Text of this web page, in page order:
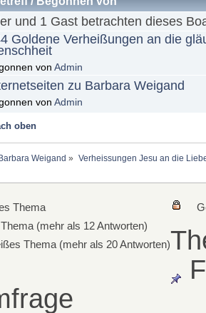
und 1 Gast betrachten dieses
Goldene Verheißungen an die
von Admin
zu Barbara Weigand
von Admin
oben
Barbara Weigand » Verheissungen Jesu an die
Thema
(mehr als 12 Antworten)
Thema (mehr als 20 Antworten)